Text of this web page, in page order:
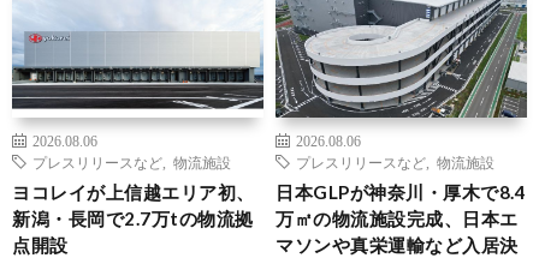
2026.08.06
プレスリリースなど
物流施設
ヨコレイが上信越エリア初、
新潟・長岡で2.7万tの物流拠
点開設
2026.08.06
プレスリリースなど
物流施設
日本GLPが神奈川・厚木で8.4
万㎡の物流施設完成、日本エ
マソンや真栄運輸など入居決